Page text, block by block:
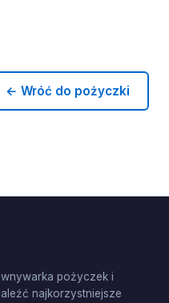
← Wróć do pożyczki
pożyczek i
najkorzystniejsze